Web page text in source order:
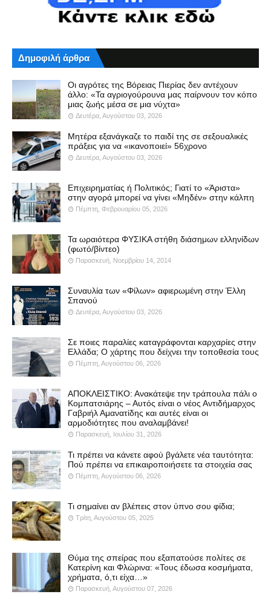
Δημοφιλή άρθρα
Οι αγρότες της Βόρειας Πιερίας δεν αντέχουν
άλλο: «Τα αγριογούρουνα μας παίρνουν τον κόπο
μιας ζωής μέσα σε μια νύχτα»
Δευτέρα, Αυγούστου 03, 2026
Μητέρα εξανάγκαζε το παιδί της σε σεξουαλικές
πράξεις για να «ικανοποιεί» 56χρονο
Δευτέρα, Αυγούστου 03, 2026
Επιχειρηματίας ή Πολιτικός; Γιατί το «Άριστα»
στην αγορά μπορεί να γίνει «Μηδέν» στην κάλπη
Πέμπτη, Φεβρουαρίου 05, 2026
Τα ωραιότερα ΦΥΣΙΚΑ στήθη διάσημων ελληνίδων
(φωτό/βίντεο)
Παρασκευή, Νοεμβρίου 14, 2014
Συναυλία των «Φίλων» αφιερωμένη στην Έλλη
Σπανού
Δευτέρα, Αυγούστου 03, 2026
Σε ποιες παραλίες καταγράφονται καρχαρίες στην
Ελλάδα; Ο χάρτης που δείχνει την τοποθεσία τους
Πέμπτη, Αυγούστου 06, 2026
ΑΠΟΚΛΕΙΣΤΙΚΟ: Ανακάτεψε την τράπουλα πάλι ο
Κομπατσιάρης – Αυτός είναι ο νέος Αντιδήμαρχος
Γαβριήλ Αμανατίδης και αυτές είναι οι
αρμοδιότητες που αναλαμβάνει!
Παρασκευή, Ιουλίου 31, 2026
Τι πρέπει να κάνετε αφού βγάλετε νέα ταυτότητα:
Πού πρέπει να επικαιροποιήσετε τα στοιχεία σας
Πέμπτη, Αυγούστου 06, 2026
Τι σημαίνει αν βλέπεις στον ύπνο σου φίδια;
Τρίτη, Αυγούστου 05, 2025
Θύμα της σπείρας που εξαπατούσε πολίτες σε
Κατερίνη και Φλώρινα: «Τους έδωσα κοσμήματα,
χρήματα, ό,τι είχα…»
Παρασκευή, Αυγούστου 07, 2026